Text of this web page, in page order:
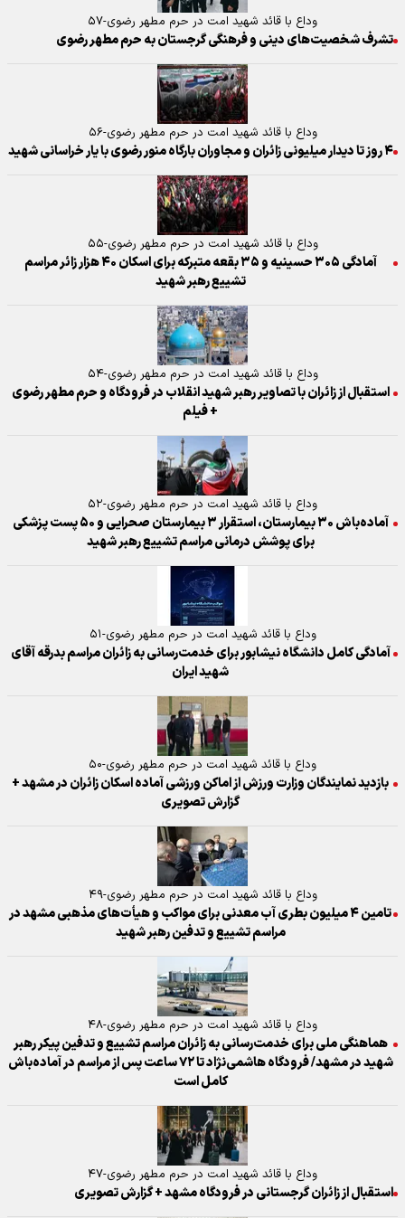
وداع با قائد شهید امت در حرم مطهر رضوی-۵۷
تشرف شخصیت‌های دینی و فرهنگی گرجستان به حرم مطهر رضوی
وداع با قائد شهید امت در حرم مطهر رضوی-۵۶
۴ روز تا دیدار میلیونی زائران و مجاوران بارگاه منور رضوی با یار خراسانی شهید
وداع با قائد شهید امت در حرم مطهر رضوی-۵۵
آمادگی ۳۰۵ حسینیه و ۳۵ بقعه متبرکه برای اسکان ۴۰ هزار زائر مراسم
تشییع رهبر شهید
وداع با قائد شهید امت در حرم مطهر رضوی-۵۴
استقبال از زائران با تصاویر رهبر شهید انقلاب در فرودگاه و حرم مطهر رضوی
+ فیلم
وداع با قائد شهید امت در حرم مطهر رضوی-۵۲
آماده‌باش ۳۰ بیمارستان، استقرار ۳ بیمارستان صحرایی و ۵۰ پست پزشکی
برای پوشش درمانی مراسم تشییع رهبر شهید
وداع با قائد شهید امت در حرم مطهر رضوی-۵۱
آمادگی کامل دانشگاه نیشابور برای خدمت‌رسانی به زائران مراسم بدرقه آقای
شهید ایران
وداع با قائد شهید امت در حرم مطهر رضوی-۵۰
بازدید نمایندگان وزارت ورزش از اماکن ورزشی آماده اسکان زائران در مشهد +
گزارش تصویری
وداع با قائد شهید امت در حرم مطهر رضوی-۴۹
تامین ۴ میلیون بطری آب معدنی برای مواکب و هیأت‌های مذهبی مشهد در
مراسم تشییع و تدفین رهبر شهید
وداع با قائد شهید امت در حرم مطهر رضوی-۴۸
هماهنگی ملی برای خدمت‌رسانی به زائران مراسم تشییع و تدفین پیکر رهبر
شهید در مشهد/ فرودگاه هاشمی‌نژاد تا ۷۲ ساعت پس از مراسم در آماده‌باش
کامل است
وداع با قائد شهید امت در حرم مطهر رضوی-۴۷
استقبال از زائران گرجستانی در فرودگاه مشهد + گزارش تصویری